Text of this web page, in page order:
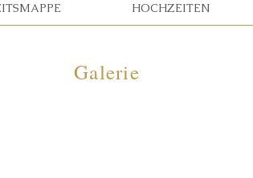
HOCHZEITEN
Galerie